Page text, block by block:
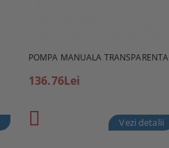
POMPA MANUALA TRANSPARENTA
136.76Lei
Vezi detalii